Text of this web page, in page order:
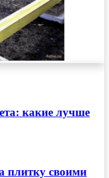
какие лучше
плитку своими